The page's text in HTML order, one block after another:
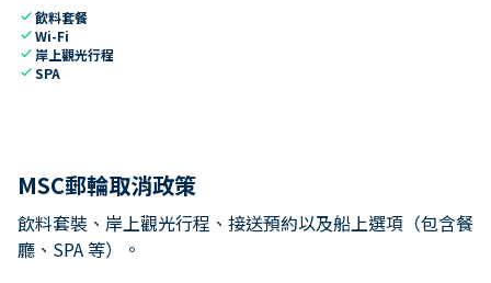
check飲料套餐
checkWi-Fi
check 岸上觀光行程
checkSPA
MSC郵輪取消政策
飲料套裝、岸上觀光行程、接送預約以及船上選項（包含餐
廳、SPA 等）。